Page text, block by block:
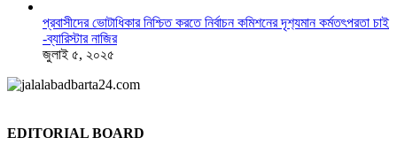
প্রবাসীদের ভোটাধিকার নিশ্চিত করতে নির্বাচন কমিশনের দৃশ‍্যমান কর্মতৎপরতা চাই
-ব্যারিস্টার নাজির
জুলাই ৫, ২০২৫
EDITORIAL BOARD